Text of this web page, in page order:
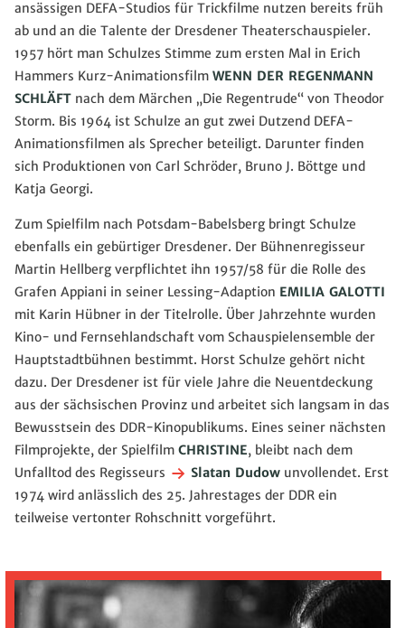
ansässigen DEFA-Studios für Trickfilme nutzen bereits früh
ab und an die Talente der Dresdener Theaterschauspieler.
1957 hört man Schulzes Stimme zum ersten Mal in Erich
Hammers Kurz-Animationsfilm WENN DER REGENMANN
SCHLÄFT nach dem Märchen „Die Regentrude“ von Theodor
Storm. Bis 1964 ist Schulze an gut zwei Dutzend DEFA-
Animationsfilmen als Sprecher beteiligt. Darunter finden
sich Produktionen von Carl Schröder, Bruno J. Böttge und
Katja Georgi.
Zum Spielfilm nach Potsdam-Babelsberg bringt Schulze
ebenfalls ein gebürtiger Dresdener. Der Bühnenregisseur
Martin Hellberg verpflichtet ihn 1957/58 für die Rolle des
Grafen Appiani in seiner Lessing-Adaption EMILIA GALOTTI
mit Karin Hübner in der Titelrolle. Über Jahrzehnte wurden
Kino- und Fernsehlandschaft vom Schauspielensemble der
Hauptstadtbühnen bestimmt. Horst Schulze gehört nicht
dazu. Der Dresdener ist für viele Jahre die Neuentdeckung
aus der sächsischen Provinz und arbeitet sich langsam in das
Bewusstsein des DDR-Kinopublikums. Eines seiner nächsten
Filmprojekte, der Spielfilm CHRISTINE, bleibt nach dem
Unfalltod des Regisseurs
Slatan Dudow unvollendet. Erst
1974 wird anlässlich des 25. Jahrestages der DDR ein
teilweise vertonter Rohschnitt vorgeführt.